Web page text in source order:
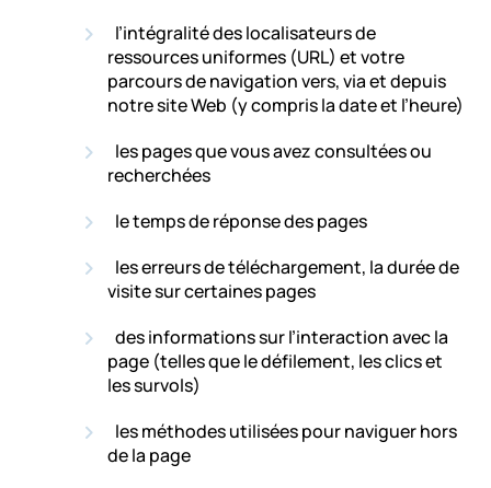
l’intégralité des localisateurs de
ressources uniformes (URL) et votre
parcours de navigation vers, via et depuis
notre site Web (y compris la date et l’heure)
les pages que vous avez consultées ou
recherchées
le temps de réponse des pages
les erreurs de téléchargement, la durée de
visite sur certaines pages
des informations sur l’interaction avec la
page (telles que le défilement, les clics et
les survols)
les méthodes utilisées pour naviguer hors
de la page